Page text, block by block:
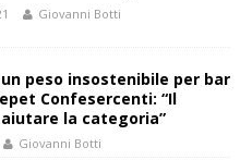
Giovanni Botti
peso insostenibile per bar
Confesercenti: “Il
la categoria”
Giovanni Botti